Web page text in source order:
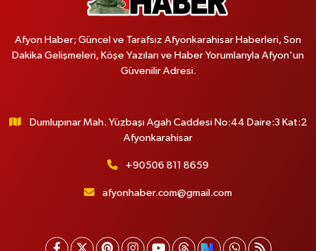
Afyon Haber; Güncel ve Tarafsız Afyonkarahisar Haberleri, Son
Dakika Gelişmeleri, Köşe Yazıları ve Haber Yorumlarıyla Afyon'un
Güvenilir Adresi.
Dumlupınar Mah. Yüzbaşı Agah Caddesi No:44 Daire:3 Kat:2
Afyonkarahisar
+90506 811 8659
afyonhaber.com@gmail.com